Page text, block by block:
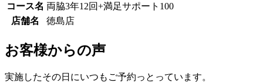
コース名 両脇3年12回+満足サポート100
店舗名
徳島店
お客様からの声
実施したその日にいつもご予約っとっています。